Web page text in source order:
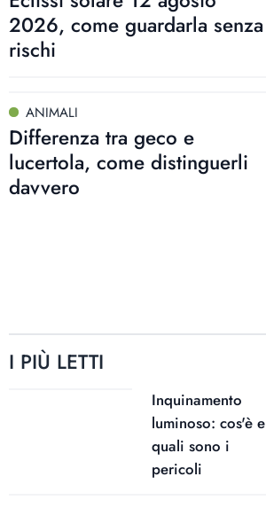
2026, come guardarla senza
rischi
ANIMALI
Differenza tra geco e
lucertola, come distinguerli
davvero
I PIÙ LETTI
Inquinamento
luminoso: cos'è e
quali sono i
pericoli